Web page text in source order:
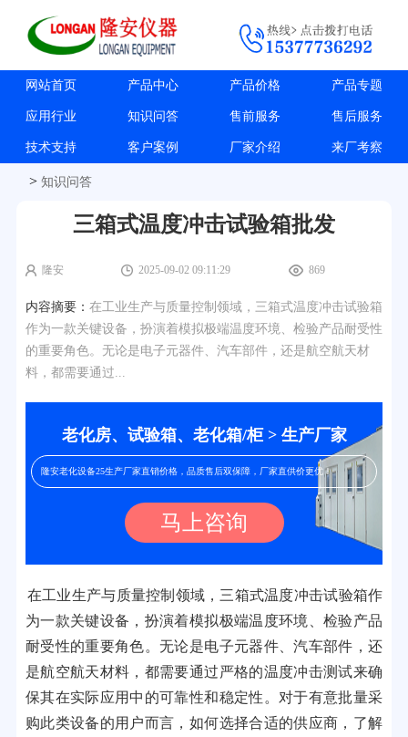
网站首页 产品中心 产品价格 产品专题
应用行业 知识问答 售前服务 售后服务
技术支持 客户案例 厂家介绍 来厂考察
> 知识问答
三箱式温度冲击试验箱批发
隆安 2025-09-02 09:11:29 869
内容摘要： 在工业生产与质量控制领域，三箱式温度冲击试验箱
作为一款关键设备，扮演着模拟极端温度环境、检验产品耐受性
的重要角色。无论是电子元器件、汽车部件，还是航空航天材
料，都需要通过...
老化房、试验箱、老化箱/柜 > 生产厂家
隆安老化设备25生产厂家直销价格，品质售后双保障，厂家直供价更优！
马上咨询
在工业生产与质量控制领域，三箱式温度冲击试验箱作
为一款关键设备，扮演着模拟极端温度环境、检验产品
耐受性的重要角色。无论是电子元器件、汽车部件，还
是航空航天材料，都需要通过严格的温度冲击测试来确
保其在实际应用中的可靠性和稳定性。对于有意批量采
购此类设备的用户而言，如何选择合适的供应商，了解